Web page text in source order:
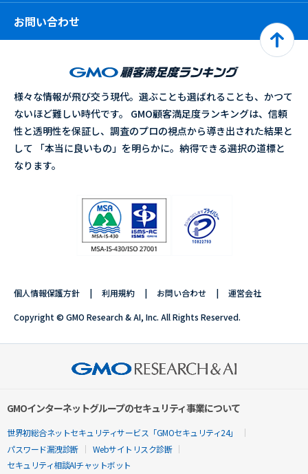
お問い合わせ
様々な情報が飛び交う現代。選ぶことも選ばれることも、かつて
ないほど難しい時代です。 GMO顧客満足度ランキングは、信頼
性と透明性を保証し、調査のプロの視点から導き出された結果と
して 「本当に良いもの」を明らかに。納得できる選択の道標と
なります。
個人情報保護方針 利用規約 お問い合わせ 運営会社
Copyright © GMO Research & AI, Inc. All Rights Reserved.
GMOインターネットグループのセキュリティ事業について
世界初総合ネットセキュリティサービス「GMOセキュリティ24」
パスワード漏洩診断
Webサイトリスク診断
セキュリティ相談AIチャットボット